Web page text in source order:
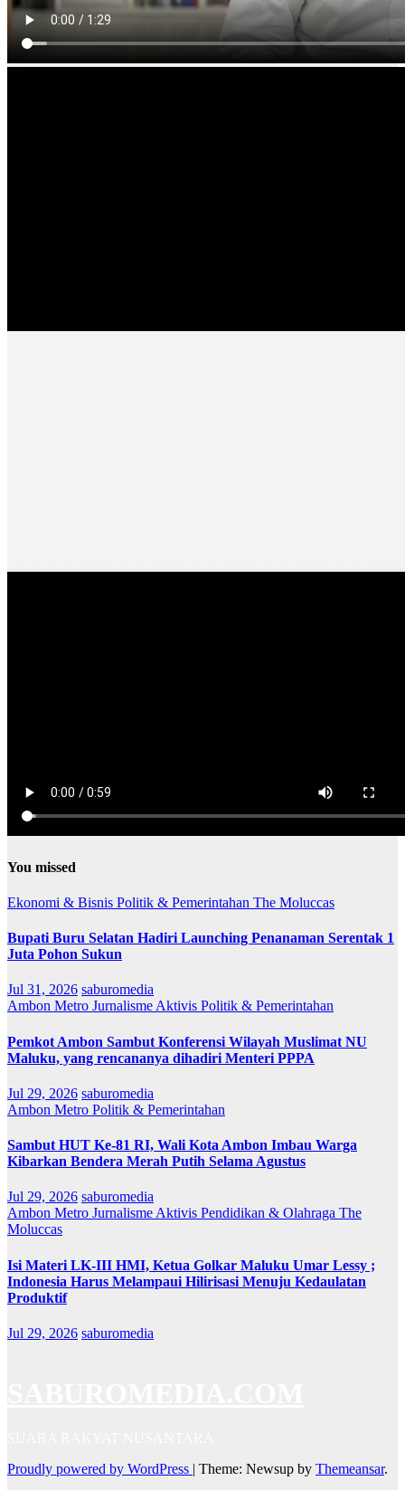
You missed
Ekonomi & Bisnis Politik & Pemerintahan The Moluccas
Bupati Buru Selatan Hadiri Launching Penanaman Serentak 1
Juta Pohon Sukun
Jul 31, 2026 saburomedia
Ambon Metro Jurnalisme Aktivis Politik & Pemerintahan
Pemkot Ambon Sambut Konferensi Wilayah Muslimat NU
Maluku, yang rencananya dihadiri Menteri PPPA
Jul 29, 2026 saburomedia
Ambon Metro Politik & Pemerintahan
Sambut HUT Ke-81 RI, Wali Kota Ambon Imbau Warga
Kibarkan Bendera Merah Putih Selama Agustus
Jul 29, 2026 saburomedia
Ambon Metro Jurnalisme Aktivis Pendidikan & Olahraga The
Moluccas
Isi Materi LK-III HMI, Ketua Golkar Maluku Umar Lessy ;
Indonesia Harus Melampaui Hilirisasi Menuju Kedaulatan
Produktif
Jul 29, 2026 saburomedia
Proudly powered by WordPress | Theme: Newsup by Themeansar.